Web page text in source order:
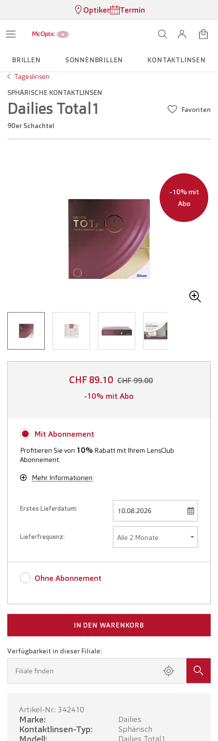
Optiker Termin
BRILLEN SONNENBRILLEN
KONTAKTLINSEN
Tageslinsen
SPHÄRISCHE KONTAKTLINSEN
Dailies Total1
90er Schachtel
Favoriten
-10% mit
Abo
CHF 89.10 CHF 99.00
-10% mit Abo
Mit Abonnement
Profitieren Sie von 10% Rabatt mit Ihrem LensClub
Abonnement.
Mehr Informationen
Erstes Lieferdatum:
Lieferfrequenz:
Ohne Abonnement
IN DEN WARENKORB
Verfügbarkeit in dieser Filiale:
Filiale finden
Artikel-Nr.: 342410
Marke: Dailies
Kontaktlinsen-Typ: Sphärisch
Dailies Total1